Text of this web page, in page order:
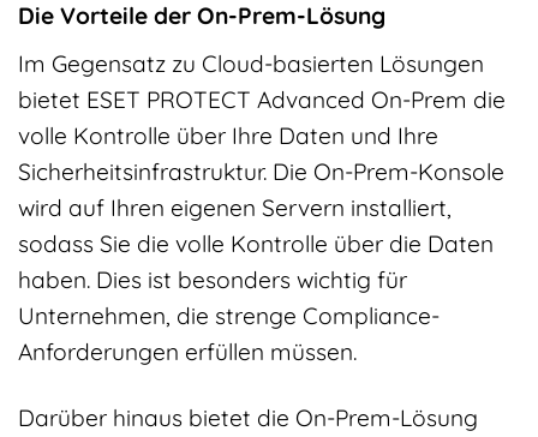
Die Vorteile der On-Prem-Lösung
Im Gegensatz zu Cloud-basierten Lösungen
bietet ESET PROTECT Advanced On-Prem die
volle Kontrolle über Ihre Daten und Ihre
Sicherheitsinfrastruktur. Die On-Prem-Konsole
wird auf Ihren eigenen Servern installiert,
sodass Sie die volle Kontrolle über die Daten
haben. Dies ist besonders wichtig für
Unternehmen, die strenge Compliance-
Anforderungen erfüllen müssen.
Darüber hinaus bietet die On-Prem-Lösung